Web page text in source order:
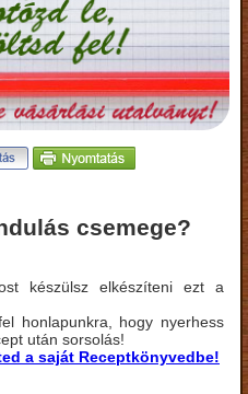
csemege?
készülsz elkészíteni ezt a
honlapunkra, hogy nyerhess
után sorsolás!
a saját Receptkönyvedbe!